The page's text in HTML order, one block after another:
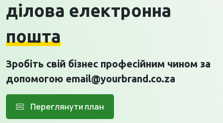
ділова електронна
пошта
Зробіть свій бізнес професійним чином за
допомогою email@yourbrand.co.za
Переглянути план